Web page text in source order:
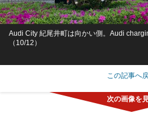
Audi City 紀尾井町は向かい側。Audi
（10/12）
この記事へ